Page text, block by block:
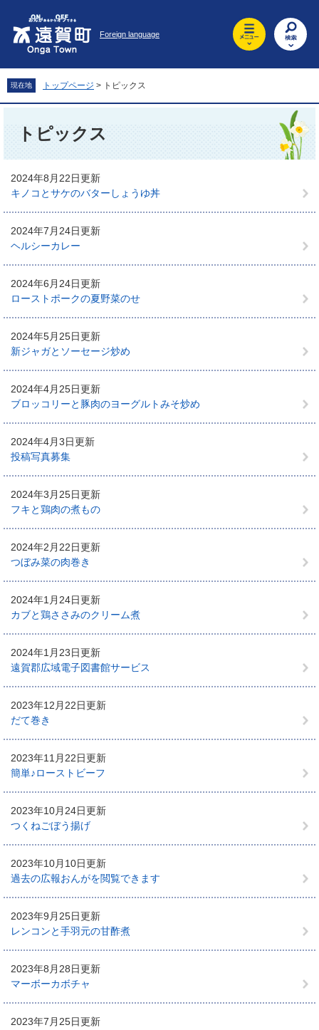
先
頭
を
飛
Foreign language
現在地 トップページ > トピックス
トピックス
2024年8月22日更新
キノコとサケのバターしょうゆ丼
2024年7月24日更新
ヘルシーカレー
2024年6月24日更新
ローストポークの夏野菜のせ
2024年5月25日更新
新ジャガとソーセージ炒め
2024年4月25日更新
ブロッコリーと豚肉のヨーグルトみそ炒め
2024年4月3日更新
投稿写真募集
2024年3月25日更新
フキと鶏肉の煮もの
2024年2月22日更新
つぼみ菜の肉巻き
2024年1月24日更新
カブと鶏ささみのクリーム煮
2024年1月23日更新
遠賀郡広域電子図書館サービス
2023年12月22日更新
だて巻き
2023年11月22日更新
簡単♪ローストビーフ
2023年10月24日更新
つくねごぼう揚げ
2023年10月10日更新
過去の広報おんがを閲覧できます
2023年9月25日更新
レンコンと手羽元の甘酢煮
2023年8月28日更新
マーボーカボチャ
2023年7月25日更新